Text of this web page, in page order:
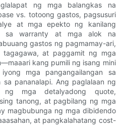
ng mga balangkas na
vs. totoong gastos, pagsusuri
at mga epekto ng kanilang
sa warranty at mga alok na
gastos ng pagmamay-ari,
at paggamit ng mga
kang pumili ng isang mini
mga pangangailangan sa
pananalapi. Ang paglalaan ng
ng mga detalyadong quote,
tanong, at pagbilang ng mga
magbubunga ng mga dibidendo
at pangkalahatang cost-